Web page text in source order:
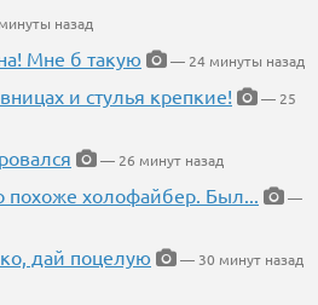
назад
Мне б такую
— 24 минуты назад
и стулья крепкие!
— 25
— 26 минут назад
похоже холофайбер. Был...
—
дай поцелую — 30 минут назад